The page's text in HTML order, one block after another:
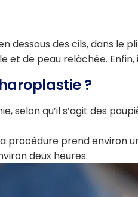
dessous des cils, dans le
et de peau relâchée. Enfin,
?
selon qu’il s’agit des
procédure prend environ
deux heures.